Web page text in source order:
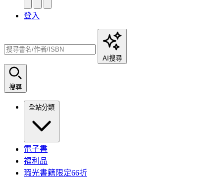
登入
AI搜尋
搜尋
全站分類
電子書
福利品
瑕光書籍限定66折